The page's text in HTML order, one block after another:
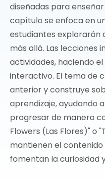
diseñadas para
capítulo se enfoca en
estudiantes explorarán
más allá. Las lecciones
actividades, haciendo
interactivo. El tema de
anterior y construye
aprendizaje, ayudando
progresar de manera
Flowers (Las Flores)" o
mantienen el
fomentan la curiosidad